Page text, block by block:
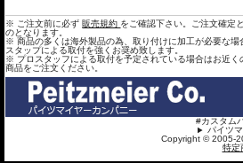
※ ご注文前に必ず販売規約 をご確認下さい。ご注文確定
のとなります。
※ 商品の多くは海外製品の為、取り付けに加工が必要な場
スタップによる取付を強くお奨め致します。
※ プロスタッフによる取付を予定されている場合はお近
商品をご注文ください。
#カスタム
パイツ
Copyright © 2005-
特定